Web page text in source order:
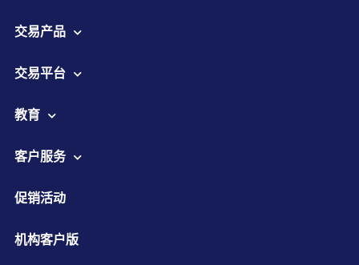
交易产品
交易平台
教育
客户服务
促销活动
机构客户版